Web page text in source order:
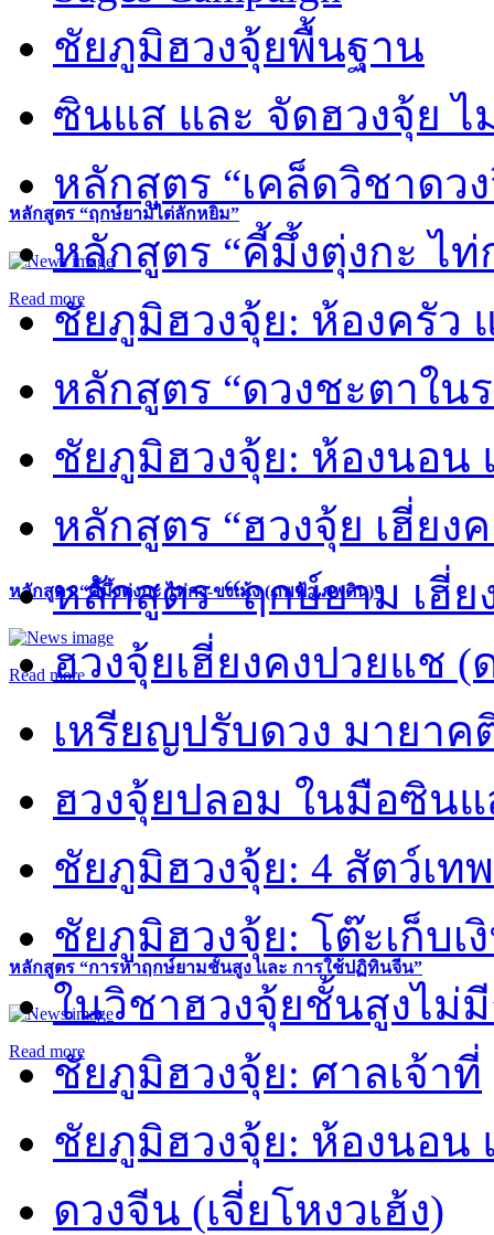
หลักสูตร “ฤกษ์ยามไต่ลักหยิ่ม”
Read more
หลักสูตร “คี้มึ้งตุ่งกะ ไท่กง-ขงเม้ง (ภพฟ้า ภพดิน)”
Read more
หลักสูตร “การหาฤกษ์ยามชั้นสูง และ การใช้ปฏิทินจีน”
Read more
ชัยภูมิฮวงจุ้ยพื้นฐาน
ซินแส และ จัดฮวงจุ้ย ไ
หลักสูตร “เคล็ดวิชาดว
หลักสูตร “คี้มึ้งตุ่งกะ ไ
ชัยภูมิฮวงจุ้ย: ห้องครัว
หลักสูตร “ดวงชะตาใน
ชัยภูมิฮวงจุ้ย: ห้องนอน
หลักสูตร “ฮวงจุ้ย เฮี่ยง
หลักสูตร “ฤกษ์ยาม เฮี่ย
ฮวงจุ้ยเฮี่ยงคงปวยแช (
เหรียญปรับดวง มายา
ฮวงจุ้ยปลอม ในมือซิน
ชัยภูมิฮวงจุ้ย: 4 สัตว์เทพ
ชัยภูมิฮวงจุ้ย: โต๊ะเก็บเ
ในวิชาฮวงจุ้ยชั้นสูงไม่
ชัยภูมิฮวงจุ้ย: ศาลเจ้าที่
ชัยภูมิฮวงจุ้ย: ห้องนอน
ดวงจีน (เจี่ยโหงวเฮ้ง)